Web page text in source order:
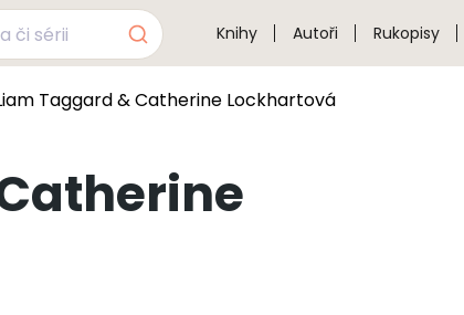
Knihy Autoři Rukopisy
Taggard & Catherine Lockhartová